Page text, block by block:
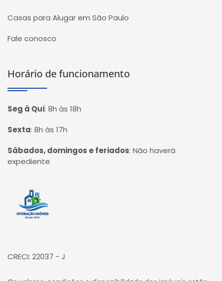
Casas para Alugar em São Paulo
Fale conosco
Horário de funcionamento
Seg à Qui: 8h às 18h
Sexta: 8h às 17h
Sábados, domingos e feriados: Não haverá
expediente
Página inicial
CRECI: 22037 - J